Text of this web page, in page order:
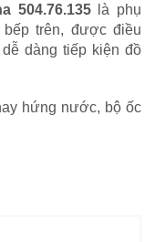
504.76.135
là phụ
trên, được điều
dàng tiếp kiện đồ
hứng nước, bộ ốc